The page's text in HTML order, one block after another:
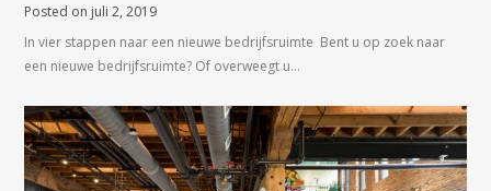
Posted on juli 2, 2019
In vier stappen naar een nieuwe bedrijfsruimte Bent u op zoek naar
een nieuwe bedrijfsruimte? Of overweegt u…